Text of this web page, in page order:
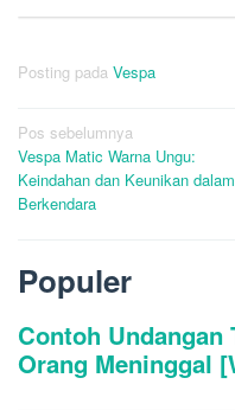
Posting pada Vespa
Navigasi
pos
Pos sebelumnya
Vespa Matic Warna Ungu:
Keindahan dan Keunikan dalam
Berkendara
Populer